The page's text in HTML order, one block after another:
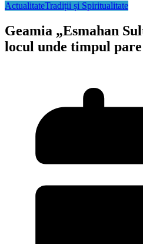
ActualitateTradiții și Spiritualitate
Geamia „Esmahan
locul unde timpul pare